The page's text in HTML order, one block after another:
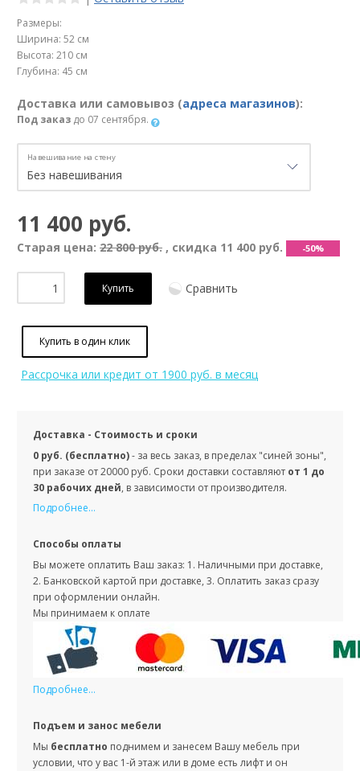
Размеры:
Ширина: 52 см
Высота: 210 см
Глубина: 45 см
Доставка или самовывоз (адреса магазинов):
Под заказ до 07 сентября.
Навешивание на стену
11 400 руб.
Старая цена: 22 800 руб. , скидка 11 400 руб. -50%
Купить Сравнить
Купить в один клик
Рассрочка или кредит от 1900 руб. в месяц
Доставка - Стоимость и сроки
0 руб. (бесплатно)- за весь заказ, в пределах "синей зоны",
при заказе от 20000 руб. Сроки доставки составляют от 1 до
30 рабочих дней, в зависимости от производителя.
Подробнее...
Способы оплаты
Вы можете оплатить Ваш заказ: 1. Наличными при доставке,
2. Банковской картой при доставке, 3. Оплатить заказ сразу
при оформлении онлайн.
Мы принимаем к оплате
Подробнее...
Подъем и занос мебели
Мы бесплатно поднимем и занесем Вашу мебель при
условии, что у вас 1-й этаж или в доме есть лифт и он